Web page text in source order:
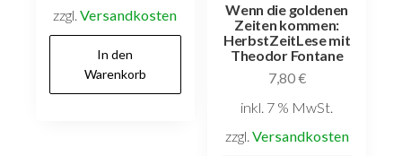
zzgl.Versandkosten
In den
Warenkorb
Wenn die goldenen
Zeiten kommen:
HerbstZeitLese mit
Theodor Fontane
7,80€
inkl. 7 % MwSt.
zzgl. Versandkosten